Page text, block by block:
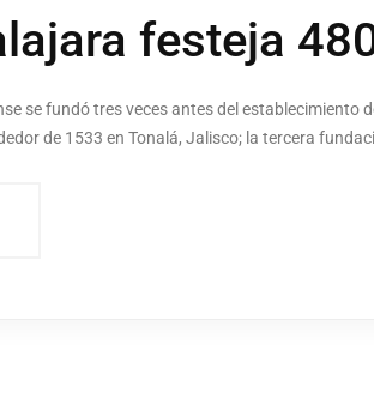
festeja
se fundó tres veces antes del establecimiento
de 1533 en Tonalá, Jalisco; la tercera